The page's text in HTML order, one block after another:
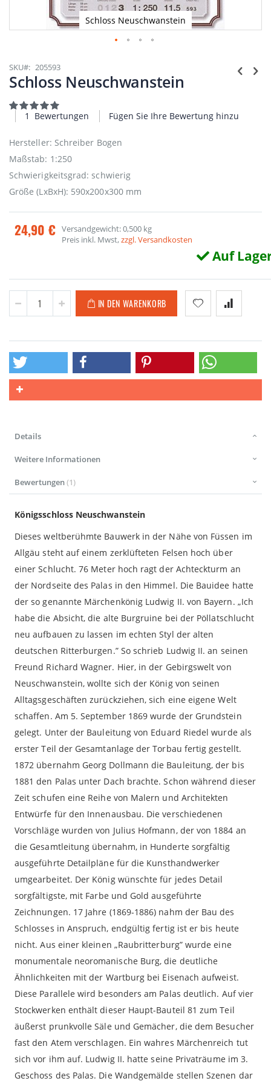
Schloss Neuschwanstein
Anfang
der
Bildgalerie
SKU 205593
Schloss Neuschwanstein
Bewertung:
100
1 Bewertungen Fügen Sie Ihre Bewertung hinzu
Hersteller: Schreiber Bogen
Maßstab: 1:250
Schwierigkeitsgrad: schwierig
Größe (LxBxH): 590x200x300 mm
24,90 € Versandgewicht: 0,500 kg
Preis inkl. Mwst,zzgl. Versandkosten
Auf
IN DEN WARENKORB
Details
Weitere Informationen
Bewertungen 1
Königsschloss Neuschwanstein
Dieses weltberühmte Bauwerk in der Nähe von Füssen im
Allgäu steht auf einem zerklüfteten Felsen hoch über
einer Schlucht. 76 Meter hoch ragt der Achteckturm an
der Nordseite des Palas in den Himmel. Die Bauidee hatte
der so genannte Märchenkönig Ludwig II. von Bayern. „Ich
habe die Absicht, die alte Burgruine bei der Pöllatschlucht
neu aufbauen zu lassen im echten Styl der alten
deutschen Ritterburgen.” So schrieb Ludwig II. an seinen
Freund Richard Wagner. Hier, in der Gebirgswelt von
Neuschwanstein, wollte sich der König von seinen
Alltagsgeschäften zurückziehen, sich eine eigene Welt
schaffen. Am 5. September 1869 wurde der Grundstein
gelegt. Unter der Bauleitung von Eduard Riedel wurde als
erster Teil der Gesamtanlage der Torbau fertig gestellt.
1872 übernahm Georg Dollmann die Bauleitung, der bis
1881 den Palas unter Dach brachte. Schon während dieser
Zeit schufen eine Reihe von Malern und Architekten
Entwürfe für den Innenausbau. Die verschiedenen
Vorschläge wurden von Julius Hofmann, der von 1884 an
die Gesamtleitung übernahm, in Hunderte sorgfältig
ausgeführte Detailpläne für die Kunsthandwerker
umgearbeitet. Der König wünschte für jedes Detail
sorgfältigste, mit Farbe und Gold ausgeführte
Zeichnungen. 17 Jahre (1869-1886) nahm der Bau des
Schlosses in Anspruch, endgültig fertig ist er bis heute
nicht. Aus einer kleinen „Raubritterburg” wurde eine
monumentale neoromanische Burg, die deutliche
Ähnlichkeiten mit der Wartburg bei Eisenach aufweist.
Diese Parallele wird besonders am Palas deutlich. Auf vier
Stockwerken enthält dieser Haupt-Bauteil 81 zum Teil
äußerst prunkvolle Säle und Gemächer, die dem Besucher
fast den Atem verschlagen. Ein wahres Märchenreich tut
sich vor ihm auf. Ludwig II. hatte seine Privaträume im 3.
Geschoss des Palas. Die Wandgemälde stellen Szenen dar